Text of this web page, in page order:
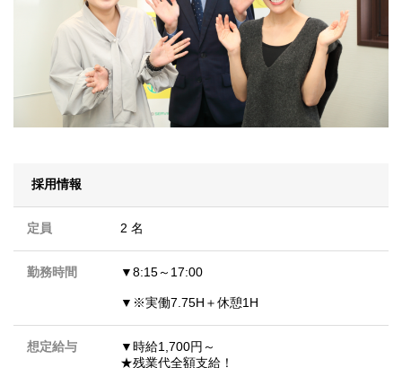
採用情報
定員 2 名
勤務時間 ▼8:15～17:00
▼※実働7.75H＋休憩1H
想定給与
▼時給1,700円～
★残業代全額支給！